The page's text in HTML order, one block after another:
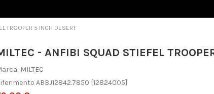
TROOPER 5 INCH DESERT
- ANFIBI SQUAD STIEFEL
MILTEC
ABBJ12842.7850 [12824005]